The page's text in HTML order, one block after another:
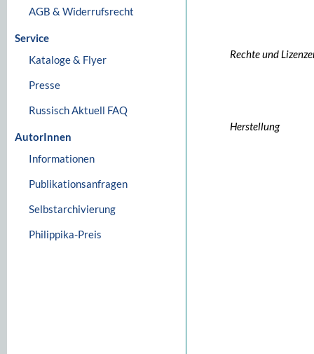
AGB & Widerrufsrecht
Service
Kataloge & Flyer
Presse
Russisch Aktuell FAQ
AutorInnen
Informationen
Publikationsanfragen
Selbstarchivierung
Philippika-Preis
Rechte und
Herstellung